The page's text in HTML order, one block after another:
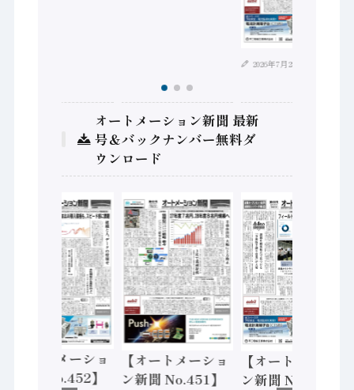
2026年7月28日
オートメーション新聞 最新
号＆バックナンバー無料ダ
ウンロード
【オートメーショ
ン新聞 No.452】
【オートメーショ
ン新聞 No.451】
【オートメーショ
ン新聞 No.450】